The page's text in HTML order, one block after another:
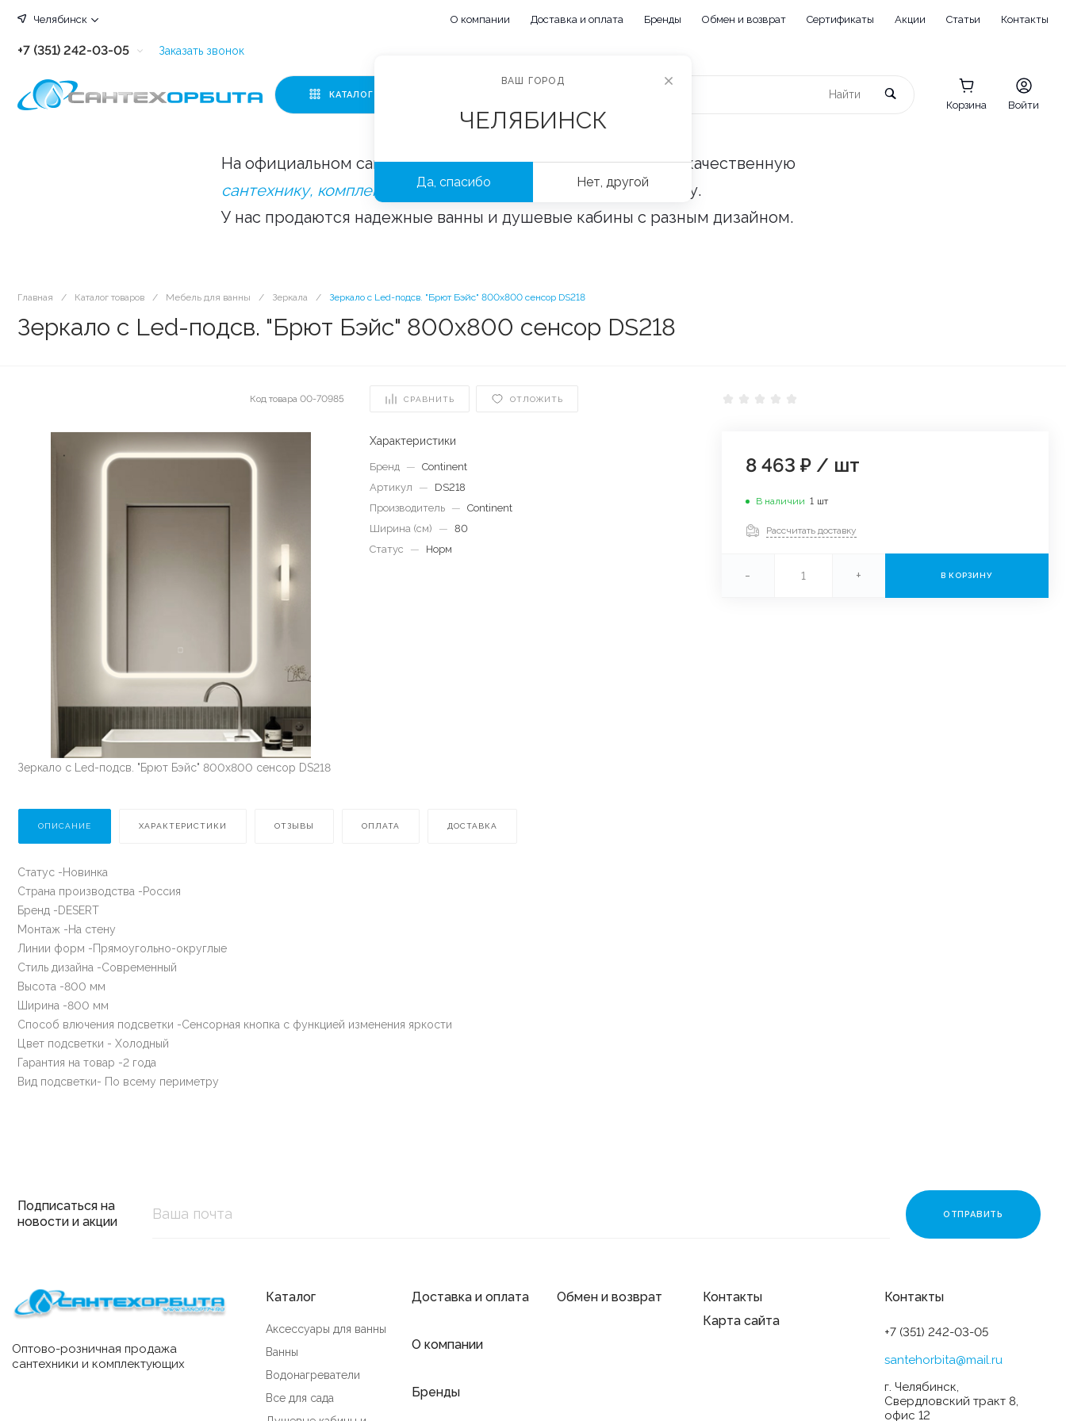
Челябинск О компании Доставка и оплата Бренды Обмен и возврат Сертификаты Акции Статьи Контакты
+7 (351) 242-03-05
+7 (351) 242-03-63
Заказать звонок
КАТАЛОГ
Корзина Войти
На официальном сайте «Сантехорбита» вы можете купить качественную
сантехнику, комплектующие и аксессуары
оптом и в розницу.
У нас продаются надежные ванны и душевые кабины с разным дизайном.
Главная / Каталог товаров / Мебель для ванны / Зеркала / Зеркало с Led-подсв. "Брют Бэйс" 800х800 сенсор DS218
Зеркало с Led-подсв. "Брют Бэйс" 800х800 сенсор DS218
Код товара 00-70985 СРАВНИТЬ ОТЛОЖИТЬ
Зеркало с Led-подсв. "Брют Бэйс" 800х800 сенсор DS218
Характеристики
Бренд — Continent
Артикул
—
DS218
Производитель
— Continent
Ширина (см)
— 80
Статус
— Норм
8 463 ₽ / шт
В наличии 1 шт
Рассчитать доставку
- + В КОРЗИНУ
ОПИСАНИЕ ХАРАКТЕРИСТИКИ ОТЗЫВЫ ОПЛАТА ДОСТАВКА
Статус -Новинка
Страна производства -Россия
Бренд -DESERT
Монтаж -На стену
Линии форм -Прямоугольно-округлые
Стиль дизайна -Современный
Высота -800 мм
Ширина -800 мм
Способ влючения подсветки -Сенсорная кнопка с функцией изменения яркости
Цвет подсветки - Холодный
Гарантия на товар -2 года
Вид подсветки- По всему периметру
Подписаться на
новости и акции
Оптово-розничная продажа
сантехники и комплектующих
Каталог
Аксессуары для ванны
Ванны
Водонагреватели
Все для сада
Доставка и оплата
О компании
Бренды
Обмен и возврат
Контакты
Карта сайта
Контакты
+7 (351) 242-03-05
santehorbita@mail.ru
г. Челябинск,
Свердловский тракт 8,
офис 12
ВАШ ГОРОД
ЧЕЛЯБИНСК
Да, спасибо Нет, другой